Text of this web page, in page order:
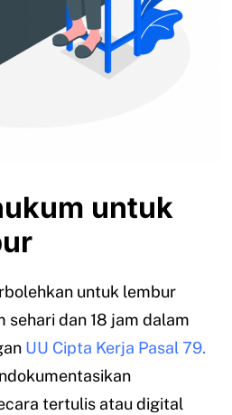
untuk
untuk lembur
sehari dan 18 jam dalam
UU Cipta Kerja Pasal 79.
tertulis atau digital